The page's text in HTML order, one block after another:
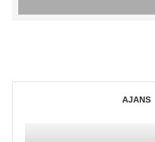
AJANS